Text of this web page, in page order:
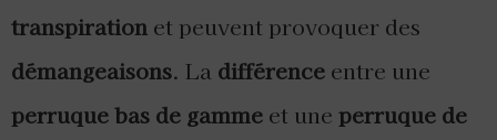
transpiration et peuvent provoquer des
démangeaisons. La différence entre une
perruque bas de gamme et une perruque de